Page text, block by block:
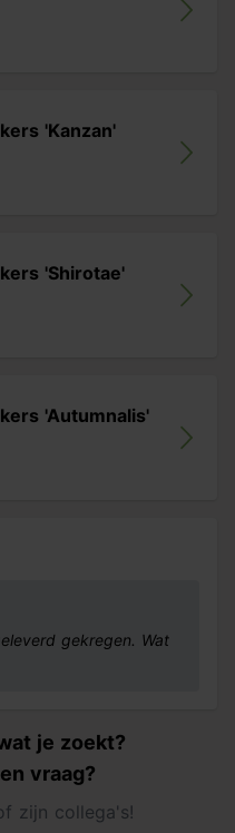
'Kanzan'
'Shirotae'
'Autumnalis'
gekregen. Wat
je zoekt?
vraag?
zijn collega's!